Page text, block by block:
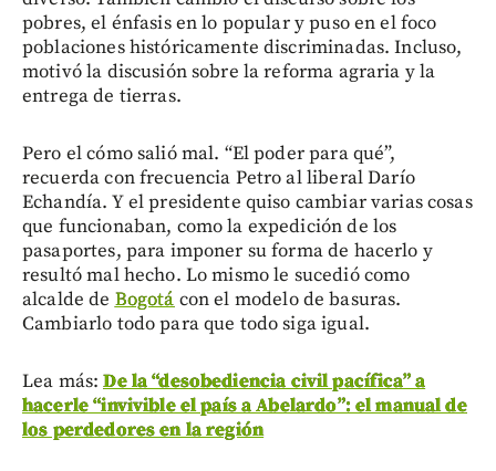
pobres, el énfasis en lo popular y puso en el foco
poblaciones históricamente discriminadas. Incluso,
motivó la discusión sobre la reforma agraria y la
entrega de tierras.
Pero el cómo salió mal. “El poder para qué”,
recuerda con frecuencia Petro al liberal Darío
Echandía. Y el presidente quiso cambiar varias cosas
que funcionaban, como la expedición de los
pasaportes, para imponer su forma de hacerlo y
resultó mal hecho. Lo mismo le sucedió como
alcalde de Bogotá con el modelo de basuras.
Cambiarlo todo para que todo siga igual.
Lea más:De la “desobediencia civil pacífica” a
hacerle “invivible el país a Abelardo”: el manual de
los perdedores en la región